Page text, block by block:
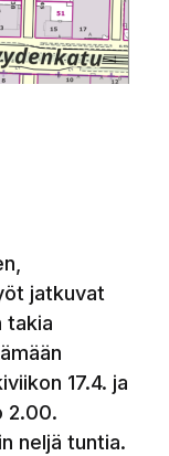
jatkuvat
takia
17.4. ja
2.00.
neljä tuntia.